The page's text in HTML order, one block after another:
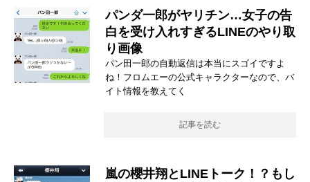
パンダ一郎がヤリチン…女子の告
白を受け入れすぎるLINEのやり取
り画像
パン田一郎の自動返信は本当にスゴイですよ
ね！フロムエーの公式キャラクターなので、バ
イト情報を教えてく
記事を読む
嵐の櫻井翔とLINEトーク！？もし